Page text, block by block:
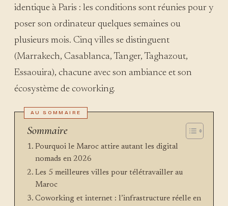
identique à Paris : les conditions sont réunies pour y
poser son ordinateur quelques semaines ou
plusieurs mois. Cinq villes se distinguent
(Marrakech, Casablanca, Tanger, Taghazout,
Essaouira), chacune avec son ambiance et son
écosystème de coworking.
Sommaire
Pourquoi le Maroc attire autant les digital
nomads en 2026
Les 5 meilleures villes pour télétravailler au
Maroc
Coworking et internet : l’infrastructure réelle en